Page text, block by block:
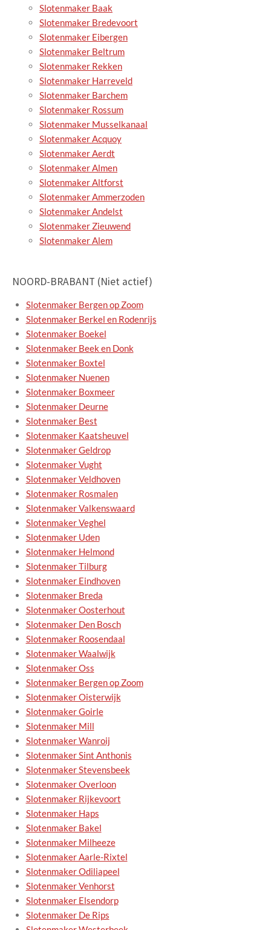
Slotenmaker Baak
Slotenmaker Bredevoort
Slotenmaker Eibergen
Slotenmaker Beltrum
Slotenmaker Rekken
Slotenmaker Harreveld
Slotenmaker Barchem
Slotenmaker Rossum
Slotenmaker Musselkanaal
Slotenmaker Acquoy
Slotenmaker Aerdt
Slotenmaker Almen
Slotenmaker Altforst
Slotenmaker Ammerzoden
Slotenmaker Andelst
Slotenmaker Zieuwend
Slotenmaker Alem
NOORD-BRABANT (Niet actief)
Slotenmaker Bergen op Zoom
Slotenmaker Berkel en Rodenrijs
Slotenmaker Boekel
Slotenmaker Beek en Donk
Slotenmaker Boxtel
Slotenmaker Nuenen
Slotenmaker Boxmeer
Slotenmaker Deurne
Slotenmaker Best
Slotenmaker Kaatsheuvel
Slotenmaker Geldrop
Slotenmaker Vught
Slotenmaker Veldhoven
Slotenmaker Rosmalen
Slotenmaker Valkenswaard
Slotenmaker Veghel
Slotenmaker Uden
Slotenmaker Helmond
Slotenmaker Tilburg
Slotenmaker Eindhoven
Slotenmaker Breda
Slotenmaker Oosterhout
Slotenmaker Den Bosch
Slotenmaker Roosendaal
Slotenmaker Waalwijk
Slotenmaker Oss
Slotenmaker Bergen op Zoom
Slotenmaker Oisterwijk
Slotenmaker Goirle
Slotenmaker Mill
Slotenmaker Wanroij
Slotenmaker Sint Anthonis
Slotenmaker Stevensbeek
Slotenmaker Overloon
Slotenmaker Rijkevoort
Slotenmaker Haps
Slotenmaker Bakel
Slotenmaker Milheeze
Slotenmaker Aarle-Rixtel
Slotenmaker Odiliapeel
Slotenmaker Venhorst
Slotenmaker Elsendorp
Slotenmaker De Rips